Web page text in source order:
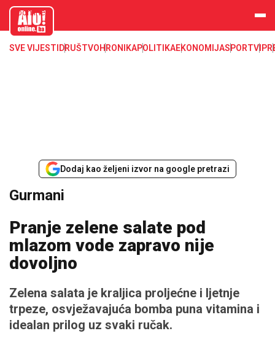
aloonline.b
SVE VIJESTI DRUŠTVOHRONIKAPOLITIKAEKONOMIJASPORTVIP
Dodaj kao željeni izvor na google pretrazi
Gurmani
Pranje zelene salate pod
mlazom vode zapravo nije
dovoljno
Zelena salata je kraljica proljećne i ljetnje
trpeze, osvježavajuća bomba puna vitamina i
idealan prilog uz svaki ručak.